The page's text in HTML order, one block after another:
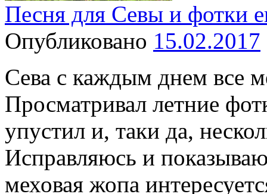
Песня для Севы и фотки
Опубликовано 15.02.2017
Сева с каждым днем все
Просматривал летние
упустил и, таки да,
Исправляюсь и
меховая жопа